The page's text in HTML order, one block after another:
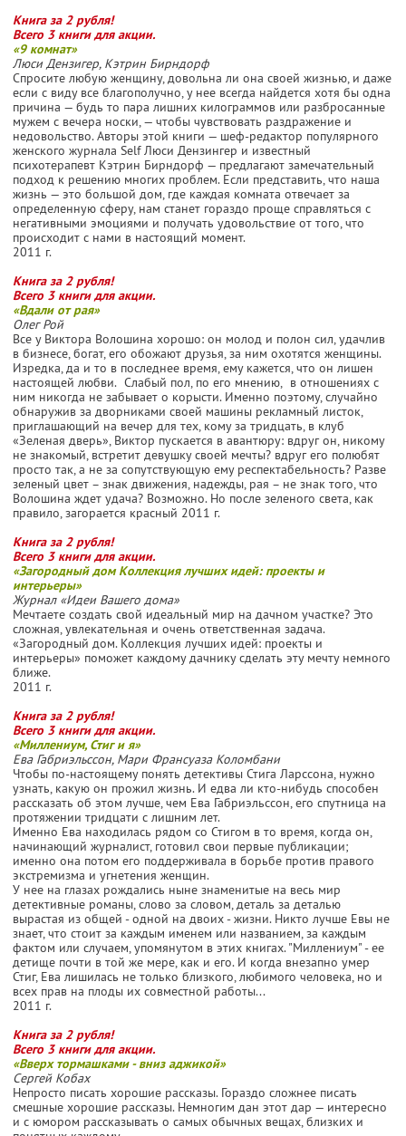
Книга за 2 рубля!
Всего 3 книги для акции.
«9 комнат»
Люси Дензигер, Кэтрин Бирндорф
Спросите любую женщину, довольна ли она своей жизнью, и даже
если с виду все благополучно, у нее всегда найдется хотя бы одна
причина — будь то пара лишних килограммов или разбросанные
мужем с вечера носки, — чтобы чувствовать раздражение и
недовольство. Авторы этой книги — шеф-редактор популярного
женского журнала Self Люси Дензингер и известный
психотерапевт Кэтрин Бирндорф — предлагают замечательный
подход к решению многих проблем. Если представить, что наша
жизнь — это большой дом, где каждая комната отвечает за
определенную сферу, нам станет гораздо проще справляться с
негативными эмоциями и получать удовольствие от того, что
происходит с нами в настоящий момент.
2011 г.
Книга за 2 рубля!
Всего 3 книги для акции.
«Вдали от рая»
Олег Рой
Все у Виктора Волошина хорошо: он молод и полон сил, удачлив
в бизнесе, богат, его обожают друзья, за ним охотятся женщины.
Изредка, да и то в последнее время, ему кажется, что он лишен
настоящей любви. Слабый пол, по его мнению, в отношениях с
ним никогда не забывает о корысти. Именно поэтому, случайно
обнаружив за дворниками своей машины рекламный листок,
приглашающий на вечер для тех, кому за тридцать, в клуб
«Зеленая дверь», Виктор пускается в авантюру: вдруг он, никому
не знакомый, встретит девушку своей мечты? вдруг его полюбят
просто так, а не за сопутствующую ему респектабельность? Разве
зеленый цвет – знак движения, надежды, рая – не знак того, что
Волошина ждет удача? Возможно. Но после зеленого света, как
правило, загорается красный 2011 г.
Книга за 2 рубля!
Всего 3 книги для акции.
«Загородный дом Коллекция лучших идей: проекты и
интерьеры»
Журнал «Идеи Вашего дома»
Мечтаете создать свой идеальный мир на дачном участке? Это
сложная, увлекательная и очень ответственная задача.
«Загородный дом. Коллекция лучших идей: проекты и
интерьеры» поможет каждому дачнику сделать эту мечту немного
ближе.
2011 г.
Книга за 2 рубля!
Всего 3 книги для акции.
«Миллениум, Стиг и я»
Ева Габриэльссон, Мари Франсуаза Коломбани
Чтобы по-настоящему понять детективы Стига Ларссона, нужно
узнать, какую он прожил жизнь. И едва ли кто-нибудь способен
рассказать об этом лучше, чем Ева Габриэльссон, его спутница на
протяжении тридцати с лишним лет.
Именно Ева находилась рядом со Стигом в то время, когда он,
начинающий журналист, готовил свои первые публикации;
именно она потом его поддерживала в борьбе против правого
экстремизма и угнетения женщин.
У нее на глазах рождались ныне знаменитые на весь мир
детективные романы, слово за словом, деталь за деталью
вырастая из общей - одной на двоих - жизни. Никто лучше Евы не
знает, что стоит за каждым именем или названием, за каждым
фактом или случаем, упомянутом в этих книгах. "Миллениум" - ее
детище почти в той же мере, как и его. И когда внезапно умер
Стиг, Ева лишилась не только близкого, любимого человека, но и
всех прав на плоды их совместной работы...
2011 г.
Книга за 2 рубля!
Всего 3 книги для акции.
«Вверх тормашками - вниз аджикой»
Сергей Кобах
Непросто писать хорошие рассказы. Гораздо сложнее писать
смешные хорошие рассказы. Немногим дан этот дар — интересно
и с юмором рассказывать о самых обычных вещах, близких и